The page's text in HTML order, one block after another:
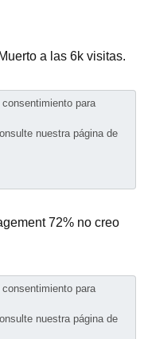
a las 6k visitas.
para
nuestra página de
72% no creo
para
nuestra página de